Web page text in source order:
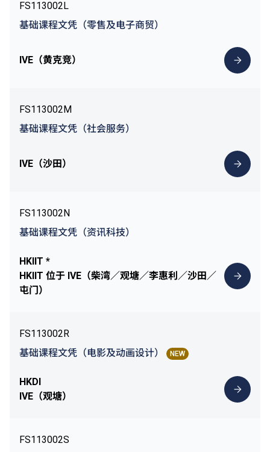
FS113002L
基础课程文凭（零售及电子商贸）
IVE（黄克竞）
FS113002M
基础课程文凭（社会服务）
IVE（沙田）
FS113002N
基础课程文凭（资讯科技）
HKIIT *
HKIIT 位于 IVE（柴湾／观塘／李惠利／沙田／
屯门）
FS113002R
基础课程文凭（电影及动画设计）
NEW
HKDI
IVE（观塘）
FS113002S